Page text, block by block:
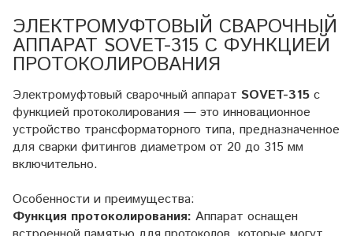
ЭЛЕКТРОМУФТОВЫЙ СВАРОЧНЫЙ
АППАРАТ SOVET-315 С ФУНКЦИЕЙ
ПРОТОКОЛИРОВАНИЯ
Электромуфтовый сварочный аппарат SOVET-315 с
функцией протоколирования — это инновационное
устройство трансформаторного типа, предназначенное
для сварки фитингов диаметром от 20 до 315 мм
включительно.
Особенности и преимущества:
Функция протоколирования: Аппарат оснащен